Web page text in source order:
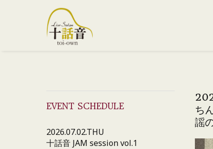
ち
謡
EVENT SCHEDULE
2026.07.02.THU
十話音 JAM session vol.1